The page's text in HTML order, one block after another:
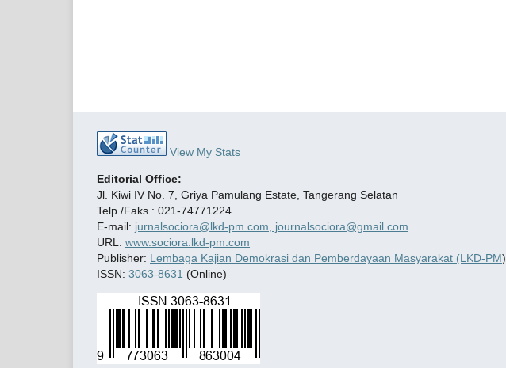
View My Stats
Editorial Office:
Jl. Kiwi IV No. 7, Griya Pamulang Estate, Tangerang Selatan
Telp./Faks.: 021-74771224
E-mail: jurnalsociora@lkd-pm.com, journalsociora@gmail.com
URL: www.sociora.lkd-pm.com
Publisher: Lembaga Kajian Demokrasi dan Pemberdayaan Masyarakat (LKD-PM)
ISSN: 3063-8631 (Online)